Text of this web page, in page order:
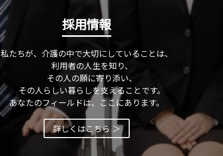
採用情報
私たちが、介護の中で大切にしていることは、
利用者の人生を知り、
その人の願に寄り添い、
その人らしい暮らしを支えることです。
あなたのフィールドは、ここにあります。
詳しくはこちら ＞